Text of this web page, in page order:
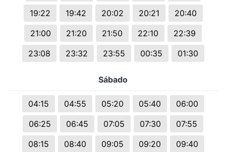
19:22
19:42 20:02 20:21
20:40
21:00
21:20 21:50 22:10
22:39
23:08
23:32 23:55 00:35 01:30
Sábado
04:15 04:55 05:20 05:40
06:00
06:25
06:45 07:05 07:30
07:55
08:15
08:40 09:05 09:20
09:40